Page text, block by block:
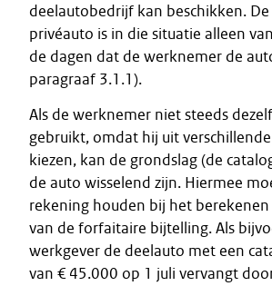
deelautobedrijf kan beschikken.
privéauto is in die situatie alleen
de dagen dat de werknemer de
paragraaf 3.1.1).
Als de werknemer niet steeds
gebruikt, omdat hij uit verschillende
kiezen, kan de grondslag (de
de auto wisselend zijn. Hiermee
rekening houden bij het
van de forfaitaire bijtelling. Als
werkgever de deelauto met een
van € 45.000 op 1 juli vervangt